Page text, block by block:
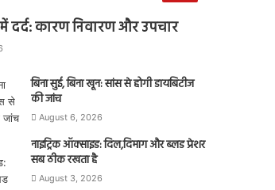
में दर्द: कारण निवारण और उपचार
बिना सुई, बिना खून: सांस से होगी डायबिटीज
की जांच
August 6, 2026
नाइट्रिक ऑक्साइड: दिल,दिमाग और ब्लड प्रेशर
सब ठीक रखता है
August 3, 2026